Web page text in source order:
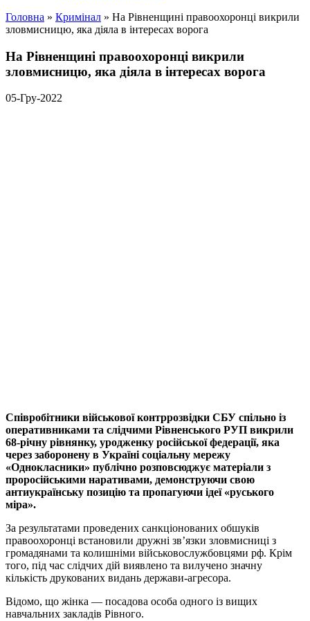
Головна » Кримінал » На Рівненщині правоохоронці викрили
зловмисницю, яка діяла в інтересах ворога
На Рівненщині правоохоронці викрили
зловмисницю, яка діяла в інтересах ворога
05-Гру-2022
Співробітники військової контррозвідки СБУ спільно із
оперативниками та слідчими Рівненського РУП викрили
68-річну рівнянку, уродженку російської федерації, яка
через заборонену в Україні соціальну мережу
«Однокласники» публічно розповсюджує матеріали з
проросійськими наративами, демонструючи свою
антиукраїнську позицію та пропагуючи ідеї «руського
міра».
За результатами проведених санкціонованих обшуків
правоохоронці встановили дружні зв’язки зловмисниці з
громадянами та колишніми військовослужбовцями рф. Крім
того, під час слідчих дій виявлено та вилучено значну
кількість друкованих видань держави-агресора.
Відомо, що жінка — посадова особа одного із вищих
навчальних закладів Рівного.